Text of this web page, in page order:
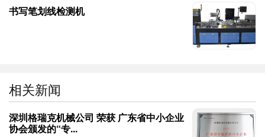
书写笔划线检测机
相关新闻
深圳格瑞克机械公司 荣获 广东省中小企业
协会颁发的“专...